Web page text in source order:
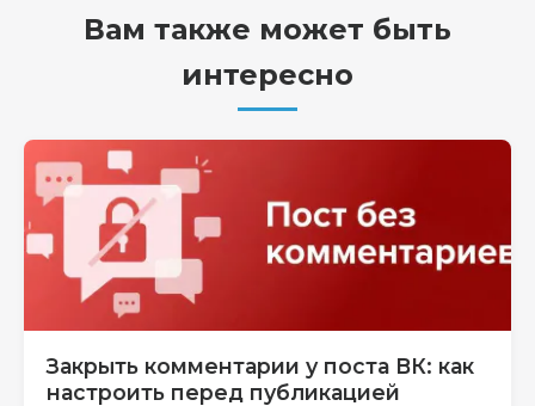
Вам также может быть
интересно
Закрыть комментарии у поста ВК: как
настроить перед публикацией